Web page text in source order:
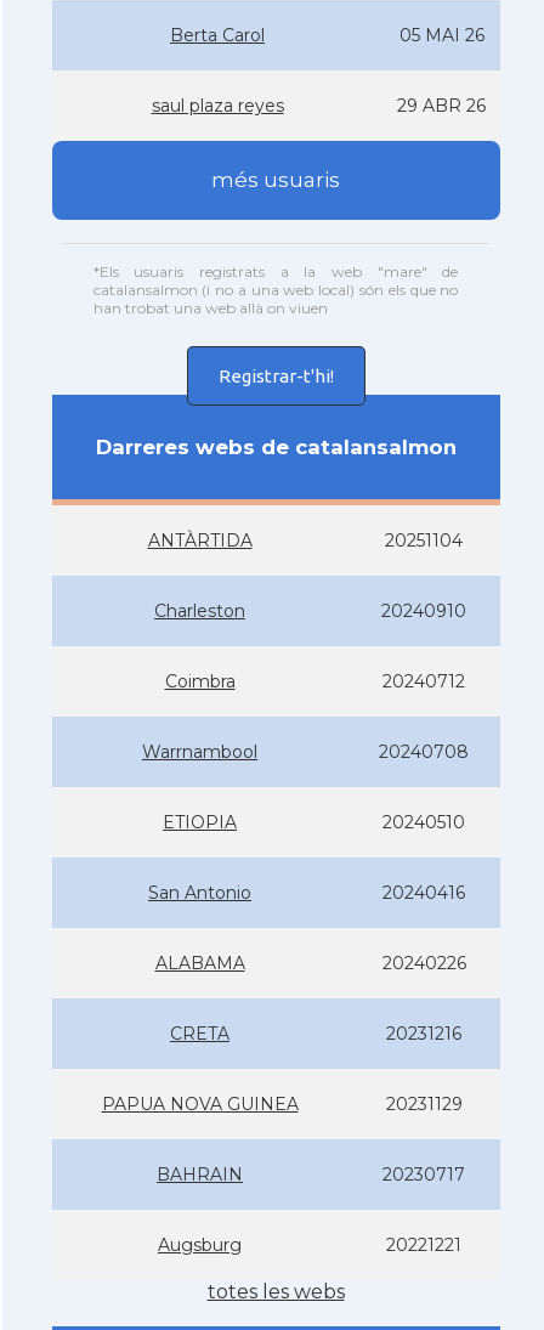
Berta Carol 05 MAI 26
saul plaza reyes 29 ABR 26
més usuaris
*Els usuaris registrats a la web "mare" de
catalansalmon (i no a una web local) són els que no
han trobat una web allà on viuen
Registrar-t'hi!
Darreres webs de catalansalmon
ANTÀRTIDA 20251104
Charleston 20240910
Coimbra 20240712
Warrnambool 20240708
ETIOPIA 20240510
San Antonio 20240416
ALABAMA 20240226
CRETA 20231216
PAPUA NOVA GUINEA 20231129
BAHRAIN 20230717
Augsburg 20221221
totes les webs